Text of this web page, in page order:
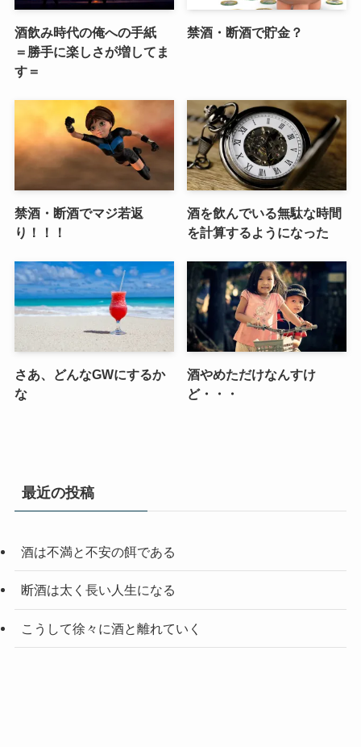
酒飲み時代の俺への手紙
＝勝手に楽しさが増してま
す＝
禁酒・断酒で貯金？
禁酒・断酒でマジ若返
り！！！
酒を飲んでいる無駄な時間
を計算するようになった
さあ、どんなGWにするか
な
酒やめただけなんすけ
ど・・・
最近の投稿
酒は不満と不安の餌である
断酒は太く長い人生になる
こうして徐々に酒と離れていく